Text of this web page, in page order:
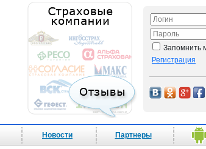
Запомнить
Регистрация
Новости Партнеры